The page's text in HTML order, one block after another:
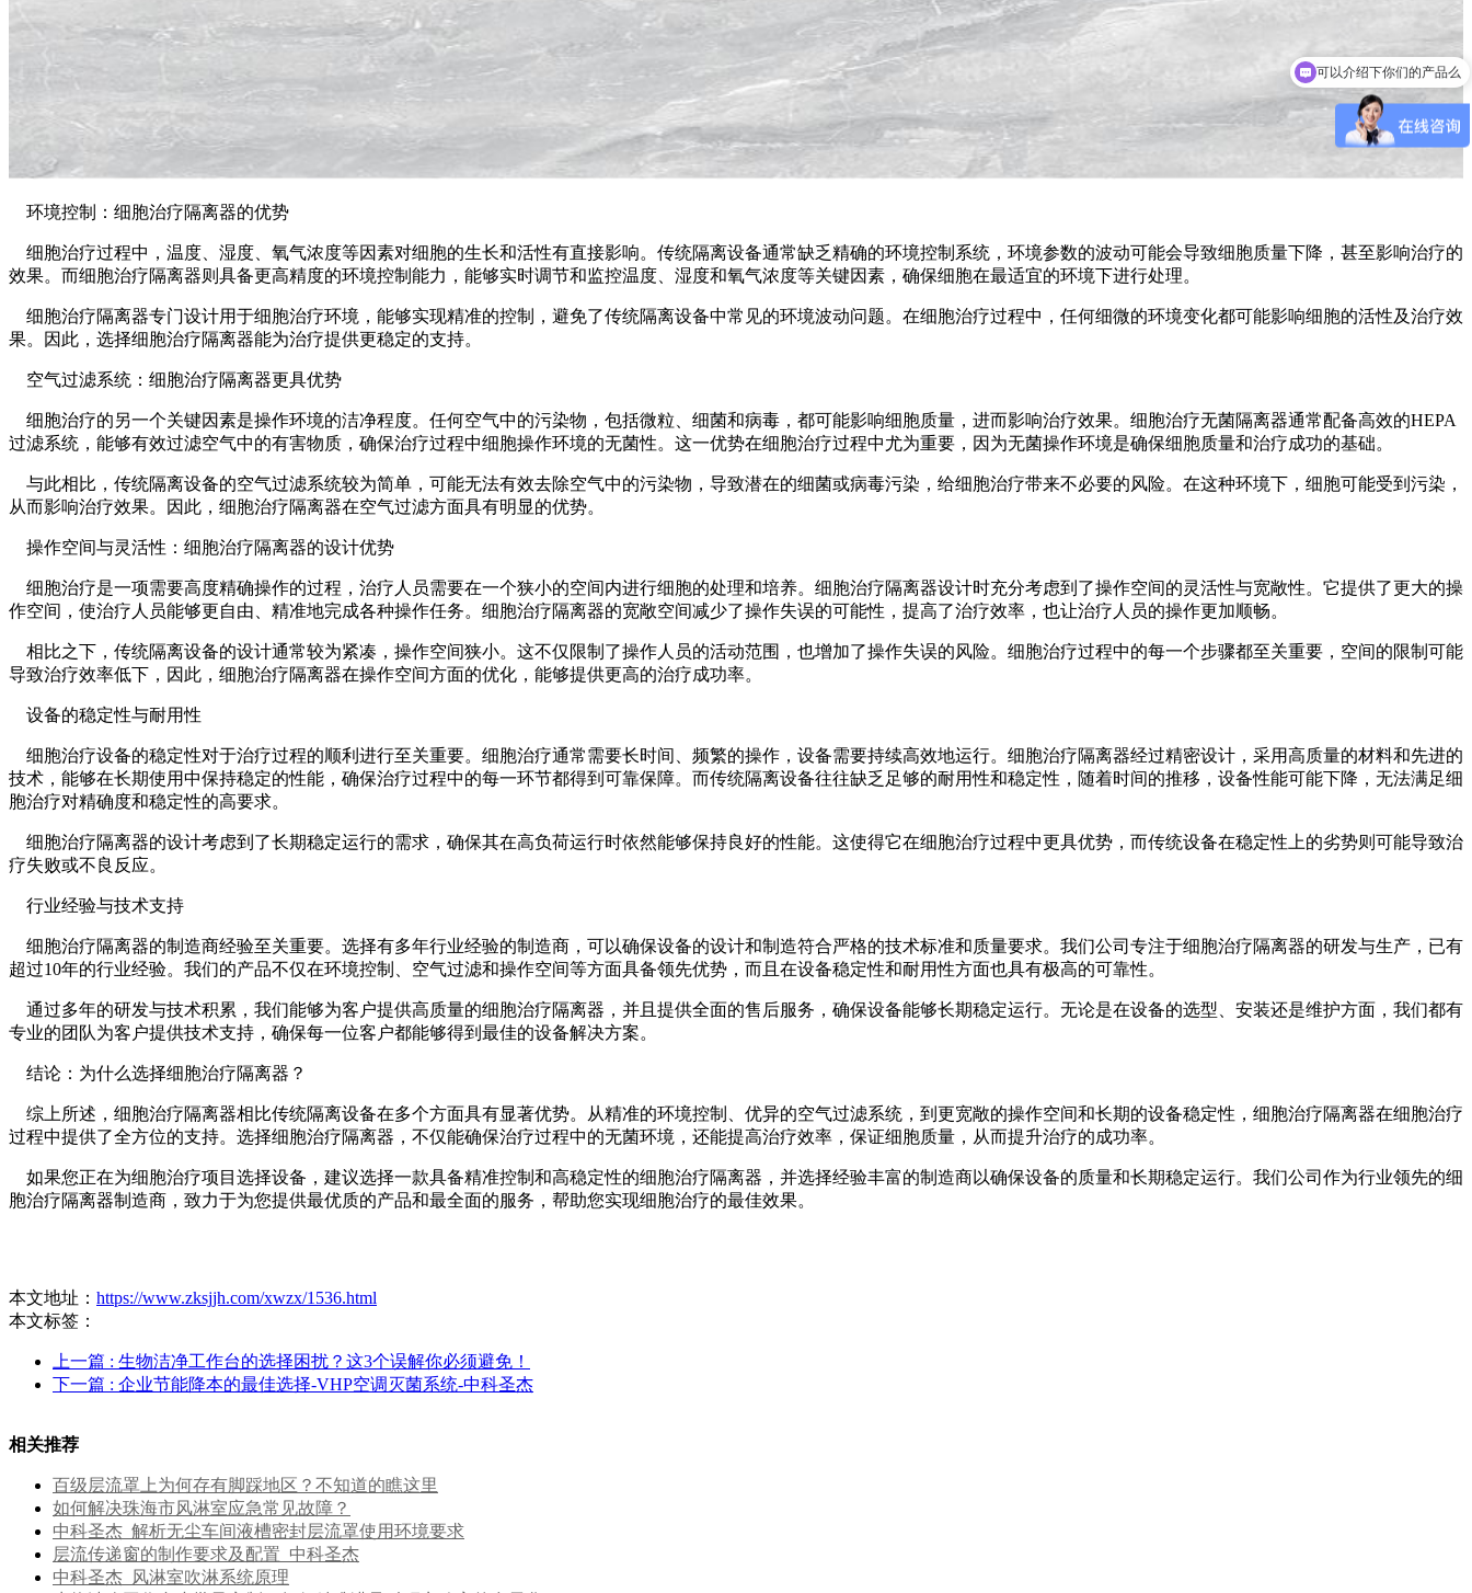
环境控制：细胞治疗隔离器的优势
细胞治疗过程中，温度、湿度、氧气浓度等因素对细胞的生长和活性有直接影响。传统隔离设备通常缺乏精确的环境控制系统，环境参数的波动可能会导致细胞质量下降，甚至影响治疗的
效果。而细胞治疗隔离器则具备更高精度的环境控制能力，能够实时调节和监控温度、湿度和氧气浓度等关键因素，确保细胞在最适宜的环境下进行处理。
细胞治疗隔离器专门设计用于细胞治疗环境，能够实现精准的控制，避免了传统隔离设备中常见的环境波动问题。在细胞治疗过程中，任何细微的环境变化都可能影响细胞的活性及治疗效
果。因此，选择细胞治疗隔离器能为治疗提供更稳定的支持。
空气过滤系统：细胞治疗隔离器更具优势
细胞治疗的另一个关键因素是操作环境的洁净程度。任何空气中的污染物，包括微粒、细菌和病毒，都可能影响细胞质量，进而影响治疗效果。细胞治疗无菌隔离器通常配备高效的HEPA
过滤系统，能够有效过滤空气中的有害物质，确保治疗过程中细胞操作环境的无菌性。这一优势在细胞治疗过程中尤为重要，因为无菌操作环境是确保细胞质量和治疗成功的基础。
与此相比，传统隔离设备的空气过滤系统较为简单，可能无法有效去除空气中的污染物，导致潜在的细菌或病毒污染，给细胞治疗带来不必要的风险。在这种环境下，细胞可能受到污染，
从而影响治疗效果。因此，细胞治疗隔离器在空气过滤方面具有明显的优势。
操作空间与灵活性：细胞治疗隔离器的设计优势
细胞治疗是一项需要高度精确操作的过程，治疗人员需要在一个狭小的空间内进行细胞的处理和培养。细胞治疗隔离器设计时充分考虑到了操作空间的灵活性与宽敞性。它提供了更大的操
作空间，使治疗人员能够更自由、精准地完成各种操作任务。细胞治疗隔离器的宽敞空间减少了操作失误的可能性，提高了治疗效率，也让治疗人员的操作更加顺畅。
相比之下，传统隔离设备的设计通常较为紧凑，操作空间狭小。这不仅限制了操作人员的活动范围，也增加了操作失误的风险。细胞治疗过程中的每一个步骤都至关重要，空间的限制可能
导致治疗效率低下，因此，细胞治疗隔离器在操作空间方面的优化，能够提供更高的治疗成功率。
设备的稳定性与耐用性
细胞治疗设备的稳定性对于治疗过程的顺利进行至关重要。细胞治疗通常需要长时间、频繁的操作，设备需要持续高效地运行。细胞治疗隔离器经过精密设计，采用高质量的材料和先进的
技术，能够在长期使用中保持稳定的性能，确保治疗过程中的每一环节都得到可靠保障。而传统隔离设备往往缺乏足够的耐用性和稳定性，随着时间的推移，设备性能可能下降，无法满足细
胞治疗对精确度和稳定性的高要求。
细胞治疗隔离器的设计考虑到了长期稳定运行的需求，确保其在高负荷运行时依然能够保持良好的性能。这使得它在细胞治疗过程中更具优势，而传统设备在稳定性上的劣势则可能导致治
疗失败或不良反应。
行业经验与技术支持
细胞治疗隔离器的制造商经验至关重要。选择有多年行业经验的制造商，可以确保设备的设计和制造符合严格的技术标准和质量要求。我们公司专注于细胞治疗隔离器的研发与生产，已有
超过10年的行业经验。我们的产品不仅在环境控制、空气过滤和操作空间等方面具备领先优势，而且在设备稳定性和耐用性方面也具有极高的可靠性。
通过多年的研发与技术积累，我们能够为客户提供高质量的细胞治疗隔离器，并且提供全面的售后服务，确保设备能够长期稳定运行。无论是在设备的选型、安装还是维护方面，我们都有
专业的团队为客户提供技术支持，确保每一位客户都能够得到最佳的设备解决方案。
结论：为什么选择细胞治疗隔离器？
综上所述，细胞治疗隔离器相比传统隔离设备在多个方面具有显著优势。从精准的环境控制、优异的空气过滤系统，到更宽敞的操作空间和长期的设备稳定性，细胞治疗隔离器在细胞治疗
过程中提供了全方位的支持。选择细胞治疗隔离器，不仅能确保治疗过程中的无菌环境，还能提高治疗效率，保证细胞质量，从而提升治疗的成功率。
如果您正在为细胞治疗项目选择设备，建议选择一款具备精准控制和高稳定性的细胞治疗隔离器，并选择经验丰富的制造商以确保设备的质量和长期稳定运行。我们公司作为行业领先的细
胞治疗隔离器制造商，致力于为您提供最优质的产品和最全面的服务，帮助您实现细胞治疗的最佳效果。
本文地址： https://www.zksjjh.com/xwzx/1536.html
本文标签：
上一篇 : 生物洁净工作台的选择困扰？这3个误解你必须避免！
下一篇 : 企业节能降本的最佳选择-VHP空调灭菌系统-中科圣杰
相关推荐
百级层流罩上为何存有脚踩地区？不知道的瞧这里
如何解决珠海市风淋室应急常见故障？
中科圣杰_解析无尘车间液槽密封层流罩使用环境要求
层流传递窗的制作要求及配置_中科圣杰
中科圣杰_风淋室吹淋系统原理
可以介绍下你们的产品么